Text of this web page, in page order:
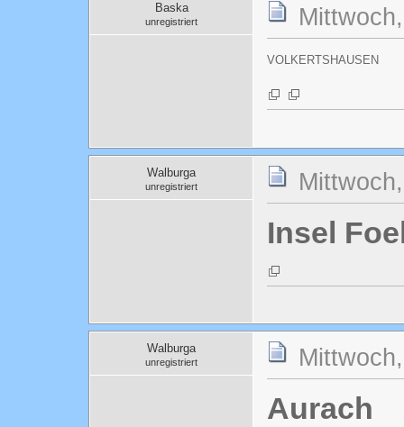
Baska
unregistriert
VOLKERTSHAUSEN
Walburga
unregistriert
Insel
Walburga
unregistriert
Aurach